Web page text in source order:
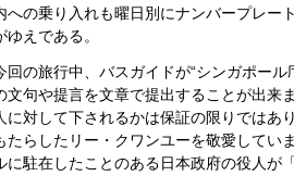
への乗り入れも曜日別にナンバープレー
ゆえである。
回の旅行中、バスガイドが“シンガポー
文句や提言を文章で提出することが出来
に対して下されるかは保証の限りではあ
たらしたリー・クワンユーを敬愛してい
に駐在したことのある日本政府の役人が